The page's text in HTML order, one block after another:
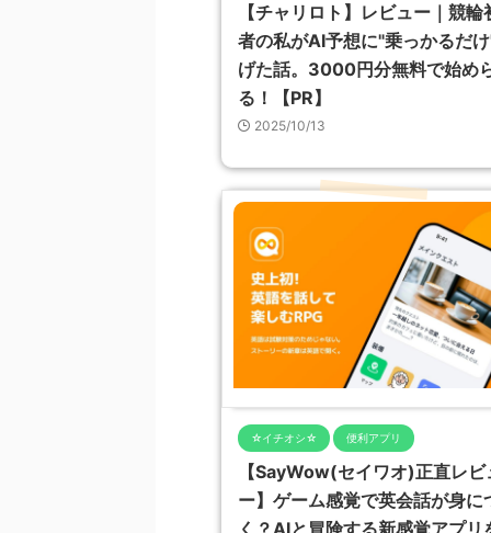
【チャリロト】レビュー｜競輪
者の私がAI予想に"乗っかるだ
げた話。3000円分無料で始め
る！【PR】
2025/10/13
☆イチオシ☆ 便利アプリ
【SayWow(セイワオ)正直レビ
ー】ゲーム感覚で英会話が身に
く？AIと冒険する新感覚アプリ